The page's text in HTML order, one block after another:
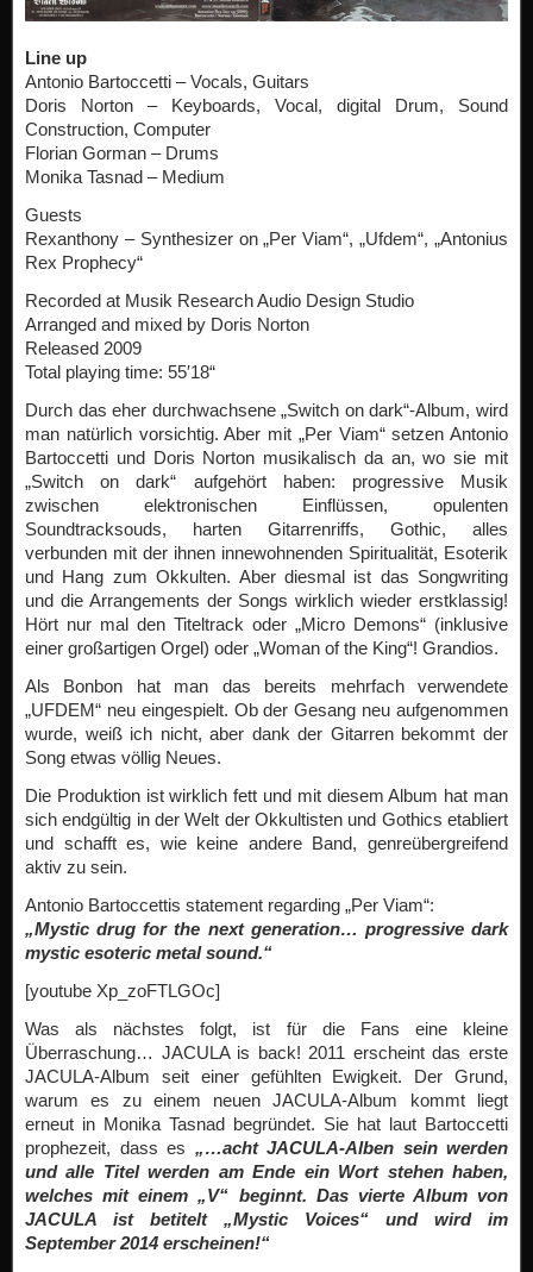
Line up
Antonio Bartoccetti – Vocals, Guitars
Doris Norton – Keyboards, Vocal, digital Drum, Sound
Construction, Computer
Florian Gorman – Drums
Monika Tasnad – Medium
Guests
Rexanthony – Synthesizer on „Per Viam“, „Ufdem“, „Antonius
Rex Prophecy“
Recorded at Musik Research Audio Design Studio
Arranged and mixed by Doris Norton
Released 2009
Total playing time: 55′18“
Durch das eher durchwachsene „Switch on dark“-Album, wird
man natürlich vorsichtig. Aber mit „Per Viam“ setzen Antonio
Bartoccetti und Doris Norton musikalisch da an, wo sie mit
„Switch on dark“ aufgehört haben: progressive Musik
zwischen elektronischen Einflüssen, opulenten
Soundtracksouds, harten Gitarrenriffs, Gothic, alles
verbunden mit der ihnen innewohnenden Spiritualität, Esoterik
und Hang zum Okkulten. Aber diesmal ist das Songwriting
und die Arrangements der Songs wirklich wieder erstklassig!
Hört nur mal den Titeltrack oder „Micro Demons“ (inklusive
einer großartigen Orgel) oder „Woman of the King“! Grandios.
Als Bonbon hat man das bereits mehrfach verwendete
„UFDEM“ neu eingespielt. Ob der Gesang neu aufgenommen
wurde, weiß ich nicht, aber dank der Gitarren bekommt der
Song etwas völlig Neues.
Die Produktion ist wirklich fett und mit diesem Album hat man
sich endgültig in der Welt der Okkultisten und Gothics etabliert
und schafft es, wie keine andere Band, genreübergreifend
aktiv zu sein.
Antonio Bartoccettis statement regarding „Per Viam“:
„Mystic drug for the next generation… progressive dark
mystic esoteric metal sound.“
[youtube Xp_zoFTLGOc]
Was als nächstes folgt, ist für die Fans eine kleine
Überraschung… JACULA is back! 2011 erscheint das erste
JACULA-Album seit einer gefühlten Ewigkeit. Der Grund,
warum es zu einem neuen JACULA-Album kommt liegt
erneut in Monika Tasnad begründet. Sie hat laut Bartoccetti
prophezeit, dass es „…acht JACULA-Alben sein werden
und alle Titel werden am Ende ein Wort stehen haben,
welches mit einem „V“ beginnt. Das vierte Album von
JACULA ist betitelt „Mystic Voices“ und wird im
September 2014 erscheinen!“